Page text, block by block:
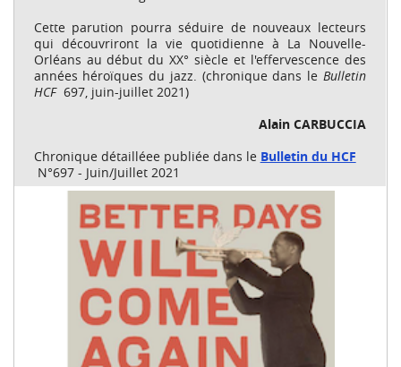
Cette parution pourra séduire de nouveaux lecteurs
qui découvriront la vie quotidienne à La Nouvelle-
Orléans au début du XX° siècle et l'effervescence des
années héroïques du jazz. (chronique dans leBulletin
HCF697, juin-juillet 2021)
Alain CARBUCCIA
Chronique détailléee publiée dans le Bulletin du HCF
N°697 - Juin/Juillet 2021